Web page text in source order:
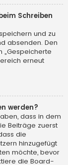
Schreiben
und zu
absenden. Den
„Gespeicherte
erneut
werden?
dass in dem
Beiträge zuerst
die
hinzugefügt
möchte, bevor
die Board-